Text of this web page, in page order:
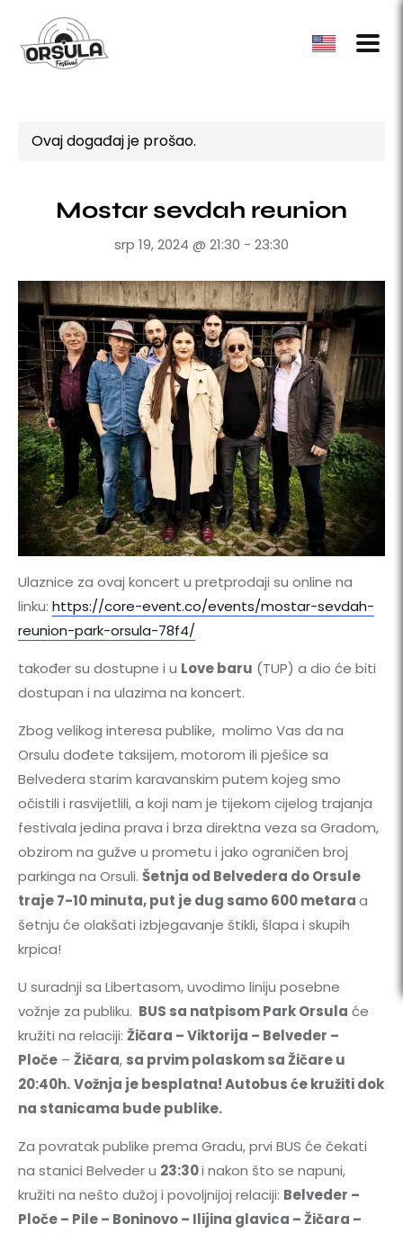
Ovaj događaj je prošao.
Mostar sevdah reunion
srp 19, 2024 @ 21:30 - 23:30
Ulaznice za ovaj koncert u pretprodaji su online na
linku: https://core-event.co/events/mostar-sevdah-
reunion-park-orsula-78f4/
također su dostupne i u Love baru (TUP) a dio će biti
dostupan i na ulazima na koncert.
Zbog velikog interesa publike, molimo Vas da na
Orsulu dođete taksijem, motorom ili pješice sa
Belvedera starim karavanskim putem kojeg smo
očistili i rasvijetlili, a koji nam je tijekom cijelog trajanja
festivala jedina prava i brza direktna veza sa Gradom,
obzirom na gužve u prometu i jako ograničen broj
parkinga na Orsuli. Šetnja od Belvedera do Orsule
traje 7-10 minuta, put je dug samo 600 metaraa
šetnju će olakšati izbjegavanje štikli, šlapa i skupih
krpica!
U suradnji sa Libertasom, uvodimo liniju posebne
vožnje za publiku. BUS sa natpisom Park Orsula će
kružiti na relaciji: Žičara – Viktorija – Belveder –
Ploče – Žičara, sa prvim polaskom saŽičare u
20:40h.Vožnja je besplatna! Autobus će kružiti dok
na stanicama bude publike.
Za povratak publike prema Gradu, prvi BUS će čekati
na stanici Belveder u 23:30i nakon što se napuni,
kružiti na nešto dužoj i povoljnijoj relaciji: Belveder –
Ploče – Pile – Boninovo – Ilijina glavica – Žičara –